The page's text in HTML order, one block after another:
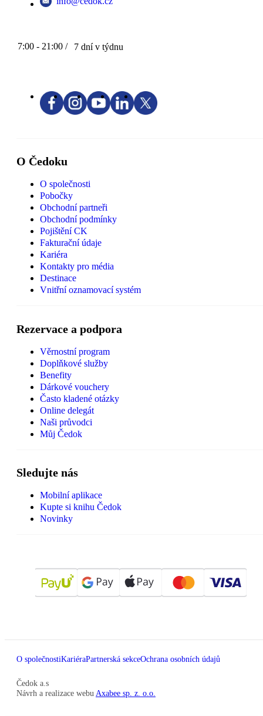
7:00 - 21:00 / 7 dní v týdnu
O Čedoku
O společnosti
Pobočky
Obchodní partneři
Obchodní podmínky
Pojištění CK
Fakturační údaje
Kariéra
Kontakty pro média
Destinace
Vnitřní oznamovací systém
Rezervace a podpora
Věrnostní program
Doplňkové služby
Benefity
Dárkové vouchery
Často kladené otázky
Online delegát
Naši průvodci
Můj Čedok
Sledujte nás
Mobilní aplikace
Kupte si knihu Čedok
Novinky
O společnostiKariéraPartnerská sekceOchrana osobních údajů
Čedok a.s
Návrh a realizace webu Axabee sp. z. o.o.